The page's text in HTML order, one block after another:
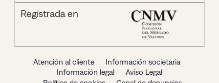
Registrada en
Atención al cliente
Información societaria
Información legal
Aviso Legal